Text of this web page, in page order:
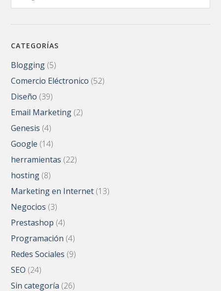
CATEGORÍAS
Blogging (5)
Comercio Eléctronico (52)
Diseño (39)
Email Marketing (2)
Genesis (4)
Google (14)
herramientas (22)
hosting (8)
Marketing en Internet (13)
Negocios (3)
Prestashop (4)
Programación (4)
Redes Sociales (9)
SEO (24)
Sin categoría (26)